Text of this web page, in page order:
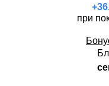
+
при